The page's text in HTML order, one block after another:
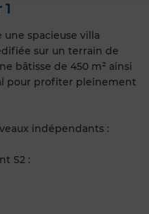
spacieuse villa
sur un terrain de
bâtisse de 450 m² ainsi
pour profiter pleinement
indépendants :
S2 :